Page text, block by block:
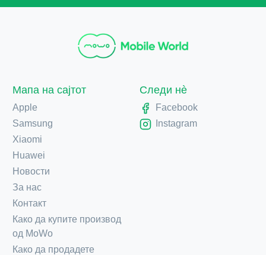
Мапа на сајтот
Apple
Samsung
Xiaomi
Huawei
Новости
За нас
Контакт
Како да купите производ
од MoWo
Како да продадете
Следи нè
Facebook
Instagram